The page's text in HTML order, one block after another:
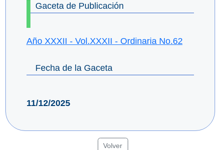
Gaceta de Publicación
Año XXXII - Vol.XXXII - Ordinaria No.62
Fecha de la Gaceta
11/12/2025
Volver